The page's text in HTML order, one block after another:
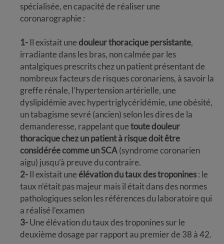
spécialisée, en capacité de réaliser une
coronarographie :
1- Il existait unedouleur thoracique persistante,
irradiante dans les bras, non calmée par les
antalgiques prescrits chez un patient présentant de
nombreux facteurs de risques coronariens, à savoir la
greffe rénale, l’hypertension artérielle, une
dyslipidémie avec hypertriglycéridémie, une obésité,
un tabagisme sevré (ancien) selon les dires de la
demanderesse, rappelant quetoute douleur
thoracique chez un patient à risque doit être
considérée comme un SCA(syndrome coronarien
aigu) jusqu’à preuve du contraire.
2- Il existait uneélévation du taux des troponines: le
taux n’était pas majeur mais il était dans des normes
pathologiques selon les références du laboratoire qui
a réalisé l’examen
3-Une élévation du taux des troponines sur le
deuxième dosage par rapport au premier de 38 à 42.